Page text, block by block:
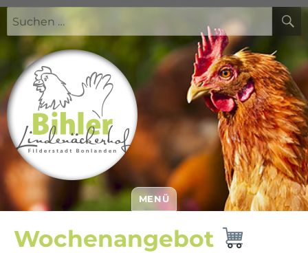
Suchen
nach:
Bihler Lindenäckerhof
MENÜ
Wochenangebot